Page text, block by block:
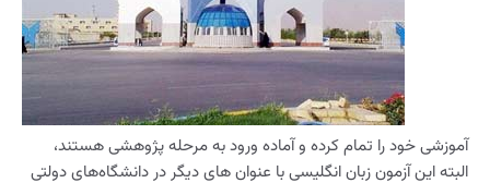
آموزشی خود را تمام کرده و آماده ورود به مرحله پژوهشی هستند،
البته این آزمون زبان انگلیسی با عنوان های دیگر در دانشگاه‌های دولتی